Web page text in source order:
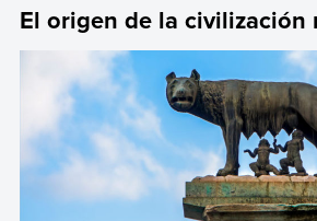
El origen de la civilización